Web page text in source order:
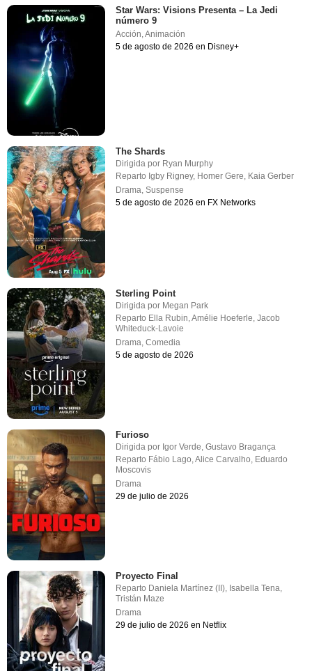
Star Wars: Visions Presenta – La Jedi
número 9
Acción,Animación
5 de agosto de 2026 en Disney+
The Shards
Dirigida por Ryan Murphy
Reparto Igby Rigney, Homer Gere, Kaia Gerber
Drama,Suspense
5 de agosto de 2026 en FX Networks
Sterling Point
Dirigida por Megan Park
Reparto Ella Rubin ,Amélie Hoeferle ,Jacob
Whiteduck-Lavoie
Drama ,Comedia
5 de agosto de 2026
Furioso
Dirigida por Igor Verde,Gustavo Bragança
Reparto Fábio Lago,Alice Carvalho, Eduardo
Moscovis
Drama
29 de julio de 2026
Proyecto Final
Reparto Daniela Martínez (II), Isabella Tena,
Tristán Maze
Drama
29 de julio de 2026 en Netflix